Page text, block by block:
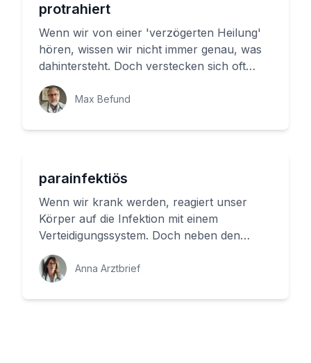
protrahiert
Wenn wir von einer 'verzögerten Heilung'
hören, wissen wir nicht immer genau, was
dahintersteht. Doch verstecken sich oft
komplexe medizinische Prozes...
Max Befund
parainfektiös
Wenn wir krank werden, reagiert unser
Körper auf die Infektion mit einem
Verteidigungssystem. Doch neben den
Krankheits-Erregern selbst können auch
Ne...
Anna Arztbrief